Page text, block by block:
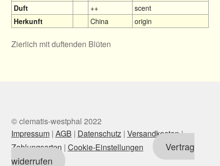
Duft
++
scent
Herkunft
China origin
Zierlich mit duftenden Blüten
© clematis-westphal 2022
Impressum| AGB | Datenschutz| Versandkosten|
Zahlungsarten | Cookie-Einstellungen
Vertrag
widerrufen